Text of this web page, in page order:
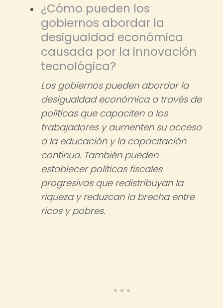
¿Cómo pueden los
gobiernos abordar la
desigualdad económica
causada por la innovación
tecnológica?
Los gobiernos pueden abordar la
desigualdad económica a través de
políticas que capaciten a los
trabajadores y aumenten su acceso
a la educación y la capacitación
continua. También pueden
establecer políticas fiscales
progresivas que redistribuyan la
riqueza y reduzcan la brecha entre
ricos y pobres.